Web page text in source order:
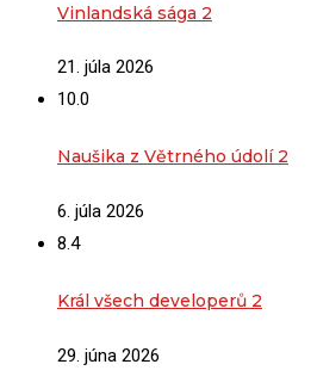
Vinlandská sága 2
21. júla 2026
10.0
Naušika z Větrného údolí 2
6. júla 2026
8.4
Král všech developerů 2
29. júna 2026